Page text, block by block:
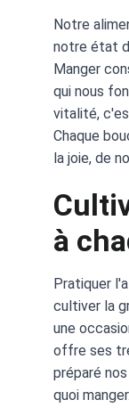
Notre
notre état
Manger
qui nous
vitalité,
Chaque
la joie, de
à
Pratiquer
cultiver la
une
offre ses
préparé
quoi